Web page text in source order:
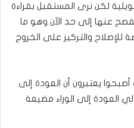
”لا رجوع إلى ما قبل 25 جويلية لكن نرى المستقبل بقراءة
عنها إلى حد الآن وهو ما
للإصلاح والتركيز على الخروج
أصبحوا يعتبرون أن العودة إلى
العودة إلى الوراء مضيعة